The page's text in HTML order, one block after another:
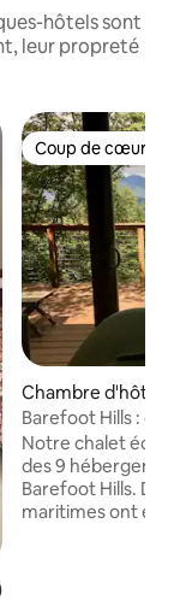
hôtels sont
leur propreté
sur la
Coup de cœur
Coup de cœur
Chambre d'hôtel
a
Barefoot Hills :
luxe
Notre chalet
des 9
Barefoot Hills.
maritimes ont